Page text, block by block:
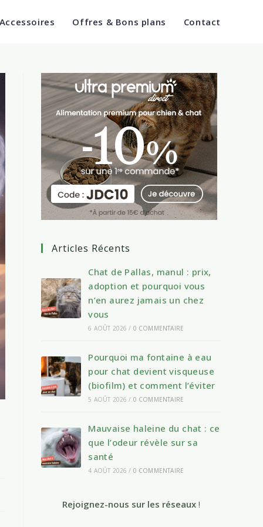
Offres & Bons plans Contact
Articles Récents
Chat de Pallas, manul : prix,
adoption et pourquoi vous
n’en aurez jamais un chez
vous
6 AOÛT 2026 / 0 COMMENTAIRE
Pourquoi ma fontaine à eau
pour chat devient visqueuse
(biofilm) et comment l’éviter
5 AOÛT 2026 / 0 COMMENTAIRE
Mauvaise haleine du chat : ce
que l’odeur révèle sur sa
santé
4 AOÛT 2026 / 0 COMMENTAIRE
Rejoignez-nous sur les réseaux!